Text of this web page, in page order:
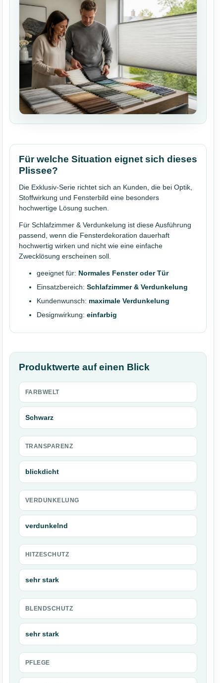
Für welche Situation eignet sich dieses
Plissee?
Die Exklusiv-Serie richtet sich an Kunden, die bei Optik,
Stoffwirkung und Fensterbild eine besonders
hochwertige Lösung suchen.
Für Schlafzimmer & Verdunkelung ist diese Ausführung
passend, wenn die Fensterdekoration dauerhaft
hochwertig wirken und nicht wie eine einfache
Zwecklösung erscheinen soll.
geeignet für: Normales Fenster oder Tür
Einsatzbereich: Schlafzimmer & Verdunkelung
Kundenwunsch: maximale Verdunkelung
Designwirkung: einfarbig
Produktwerte auf einen Blick
FARBWELT
Schwarz
TRANSPARENZ
blickdicht
VERDUNKELUNG
verdunkelnd
HITZESCHUTZ
sehr stark
BLENDSCHUTZ
sehr stark
PFLEGE